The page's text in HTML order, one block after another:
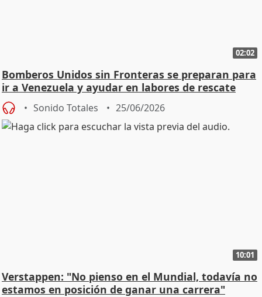
02:02
Bomberos Unidos sin Fronteras se preparan para
ir a Venezuela y ayudar en labores de rescate
Sonido Totales 25/06/2026
10:01
Verstappen: "No pienso en el Mundial, todavía no
estamos en posición de ganar una carrera"